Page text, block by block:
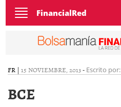
Toggle
navigation
FinancialRed
FR | 15 NOVIEMBRE, 2013- Escrito por:
BCE